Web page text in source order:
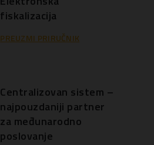
fiskalizacija
PREUZMI PRIRUČNIK
Centralizovan sistem –
najpouzdaniji partner
za međunarodno
poslovanje